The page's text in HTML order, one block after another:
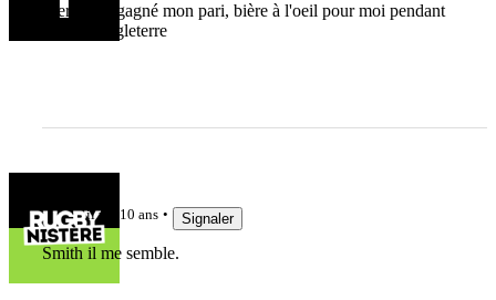
Merci, j'ai gagné mon pari, bière à l'oeil pour moi pendant
France Angleterre
il y a 10 ans Signaler
Smith il me semble.